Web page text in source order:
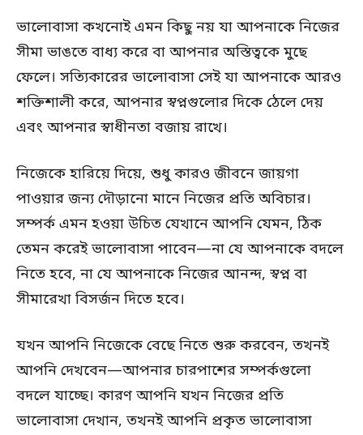
ভালোবাসা কখনোই এমন কিছু নয় যা আপনাকে নিজের
সীমা ভাঙতে বাধ্য করে বা আপনার অস্তিত্বকে মুছে
ফেলে। সত্যিকারের ভালোবাসা সেই যা আপনাকে আরও
শক্তিশালী করে, আপনার স্বপ্নগুলোর দিকে ঠেলে দেয়
এবং আপনার স্বাধীনতা বজায় রাখে।
নিজেকে হারিয়ে দিয়ে, শুধু কারও জীবনে জায়গা
পাওয়ার জন্য দৌড়ানো মানে নিজের প্রতি অবিচার।
সম্পর্ক এমন হওয়া উচিত যেখানে আপনি যেমন, ঠিক
তেমন করেই ভালোবাসা পাবেন—না যে আপনাকে বদলে
নিতে হবে, না যে আপনাকে নিজের আনন্দ, স্বপ্ন বা
সীমারেখা বিসর্জন দিতে হবে।
যখন আপনি নিজেকে বেছে নিতে শুরু করবেন, তখনই
আপনি দেখবেন—আপনার চারপাশের সম্পর্কগুলো
বদলে যাচ্ছে। কারণ আপনি যখন নিজের প্রতি
ভালোবাসা দেখান, তখনই আপনি প্রকৃত ভালোবাসা